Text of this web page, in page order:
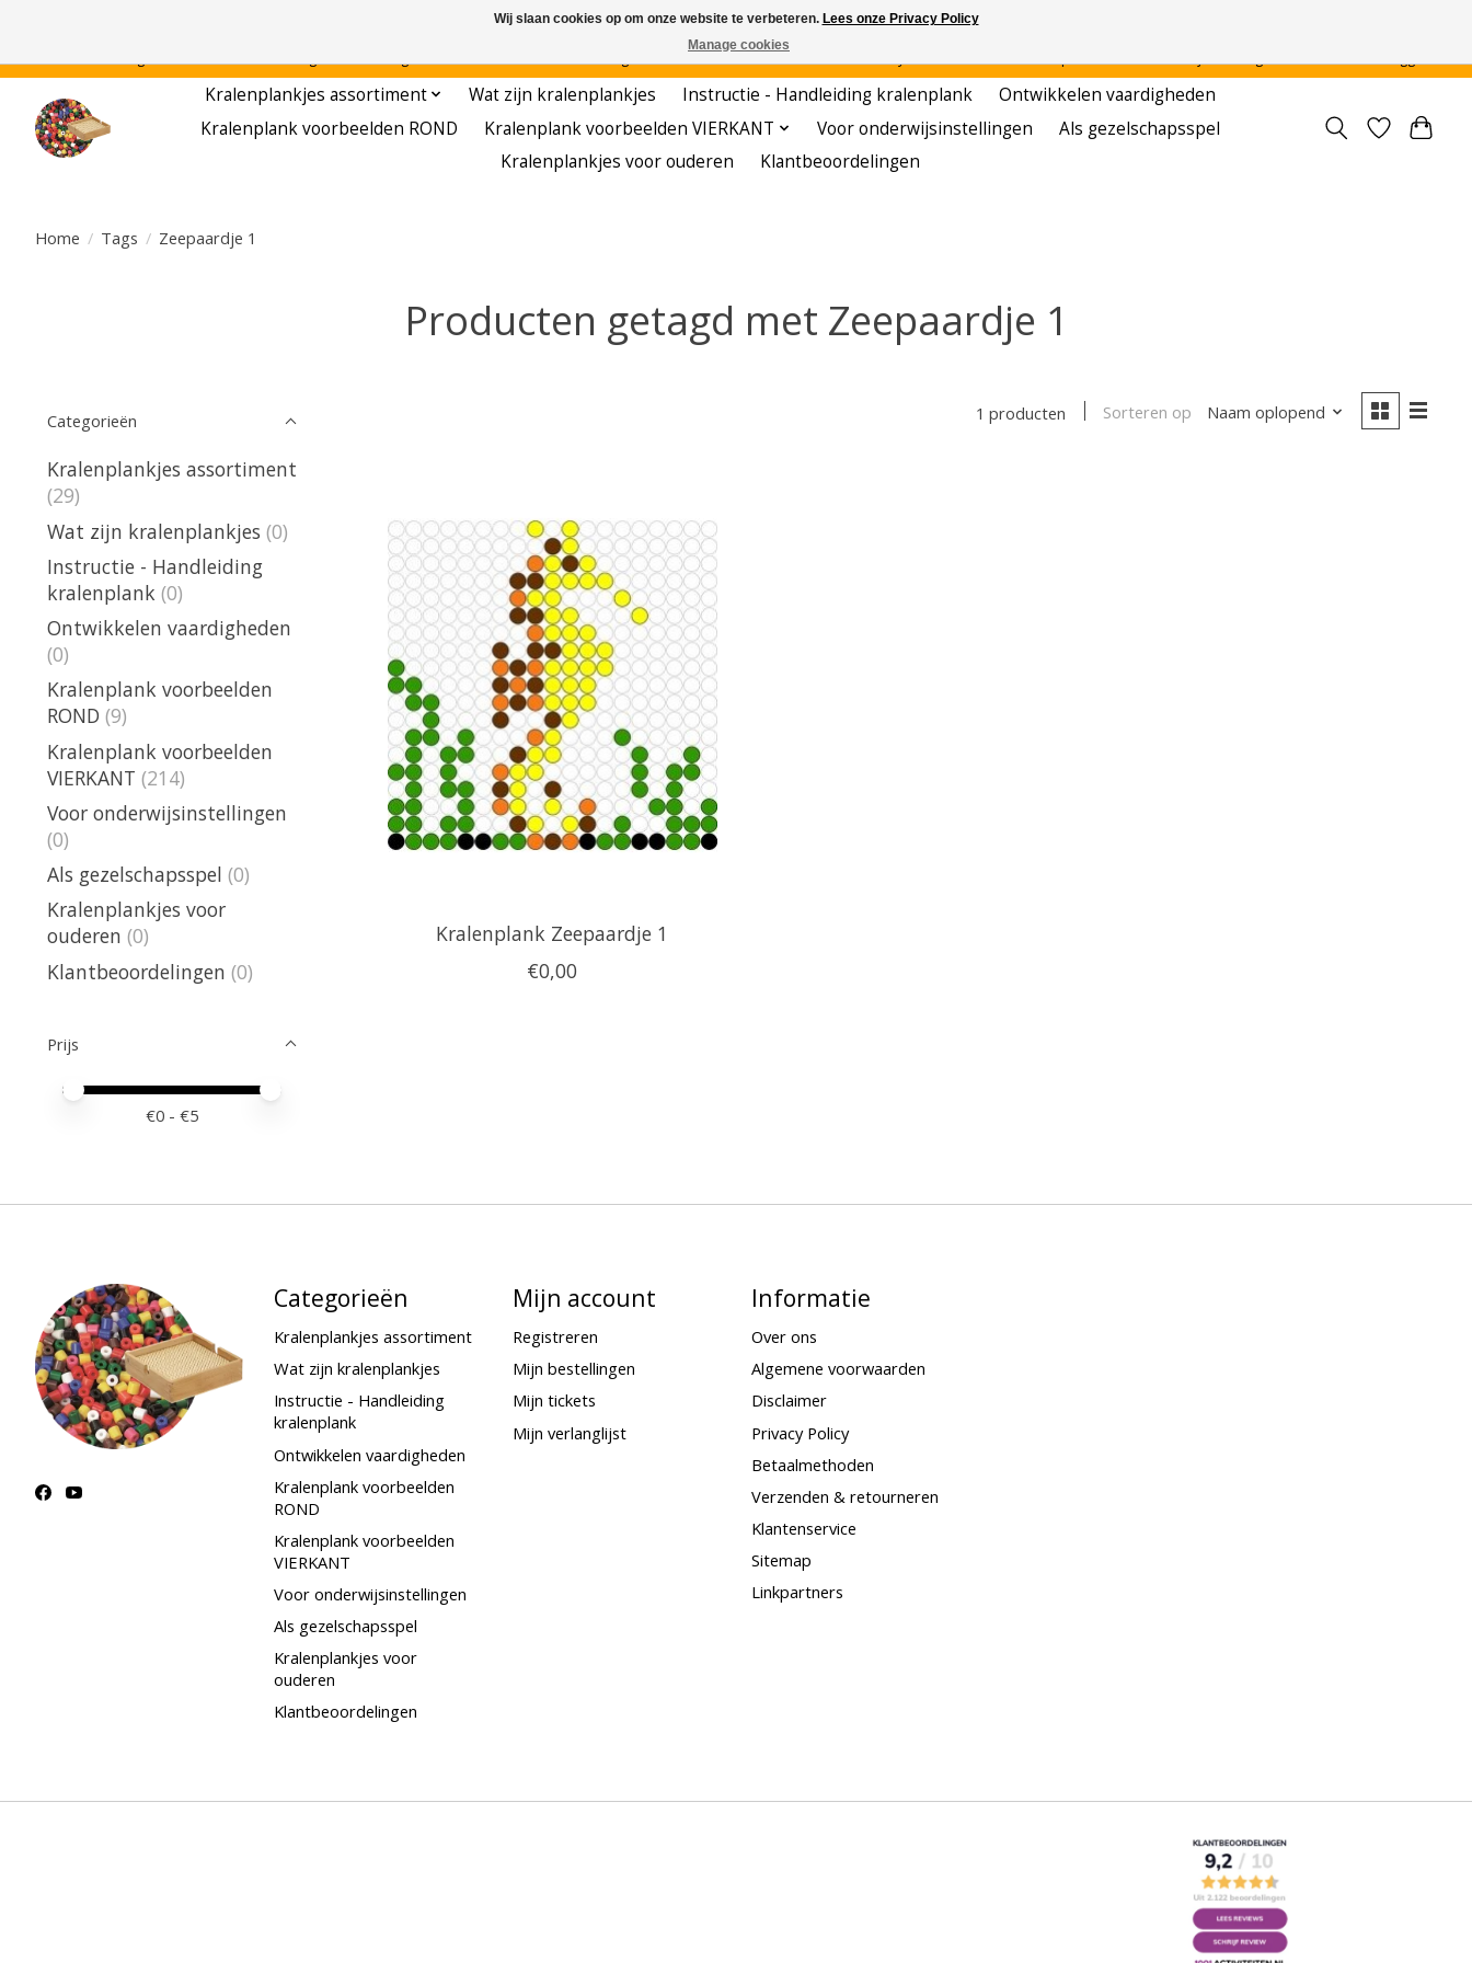
Kralenplankjes assortiment Wat zijn kralenplankjes Instructie - Handleiding kralenplank
Ontwikkelen vaardigheden
Kralenplank voorbeelden ROND
Kralenplank voorbeelden VIERKANT Voor onderwijsinstellingen
Als gezelschapsspel
Kralenplankjes voor ouderen
Klantbeoordelingen
Home / Tags / Zeepaardje 1
Producten getagd met Zeepaardje 1
Categorieën
Kralenplankjes assortiment
(29)
Wat zijn kralenplankjes (0)
Instructie - Handleiding
kralenplank (0)
Ontwikkelen vaardigheden
(0)
Kralenplank voorbeelden
ROND (9)
Kralenplank voorbeelden
VIERKANT (214)
Voor onderwijsinstellingen
(0)
Als gezelschapsspel (0)
Kralenplankjes voor
ouderen (0)
Klantbeoordelingen (0)
Prijs
Minimale prijswaarde
Price maximum value
€0 - €5
1 producten Sorteren op Naam oplopend
Kralenplank Zeepaardje 1
€0,00
Categorieën
Kralenplankjes assortiment
Wat zijn kralenplankjes
Instructie - Handleiding
kralenplank
Ontwikkelen vaardigheden
Kralenplank voorbeelden
ROND
Kralenplank voorbeelden
VIERKANT
Voor onderwijsinstellingen
Als gezelschapsspel
Kralenplankjes voor
ouderen
Klantbeoordelingen
Mijn account
Registreren
Mijn bestellingen
Mijn tickets
Mijn verlanglijst
Informatie
Over ons
Algemene voorwaarden
Disclaimer
Privacy Policy
Betaalmethoden
Verzenden & retourneren
Klantenservice
Sitemap
Linkpartners
Wij slaan cookies op om onze website te verbeteren. Lees onze Privacy Policy
Manage cookies